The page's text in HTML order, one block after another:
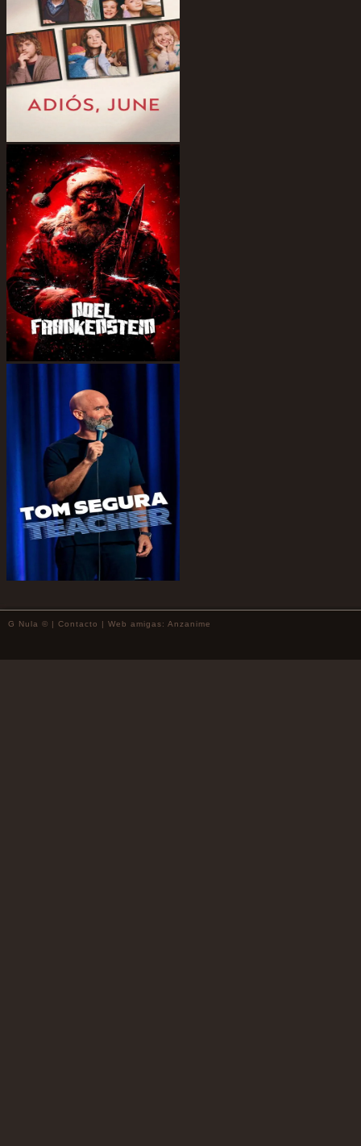
G Nula © | Contacto | Web amigas: Anzanime